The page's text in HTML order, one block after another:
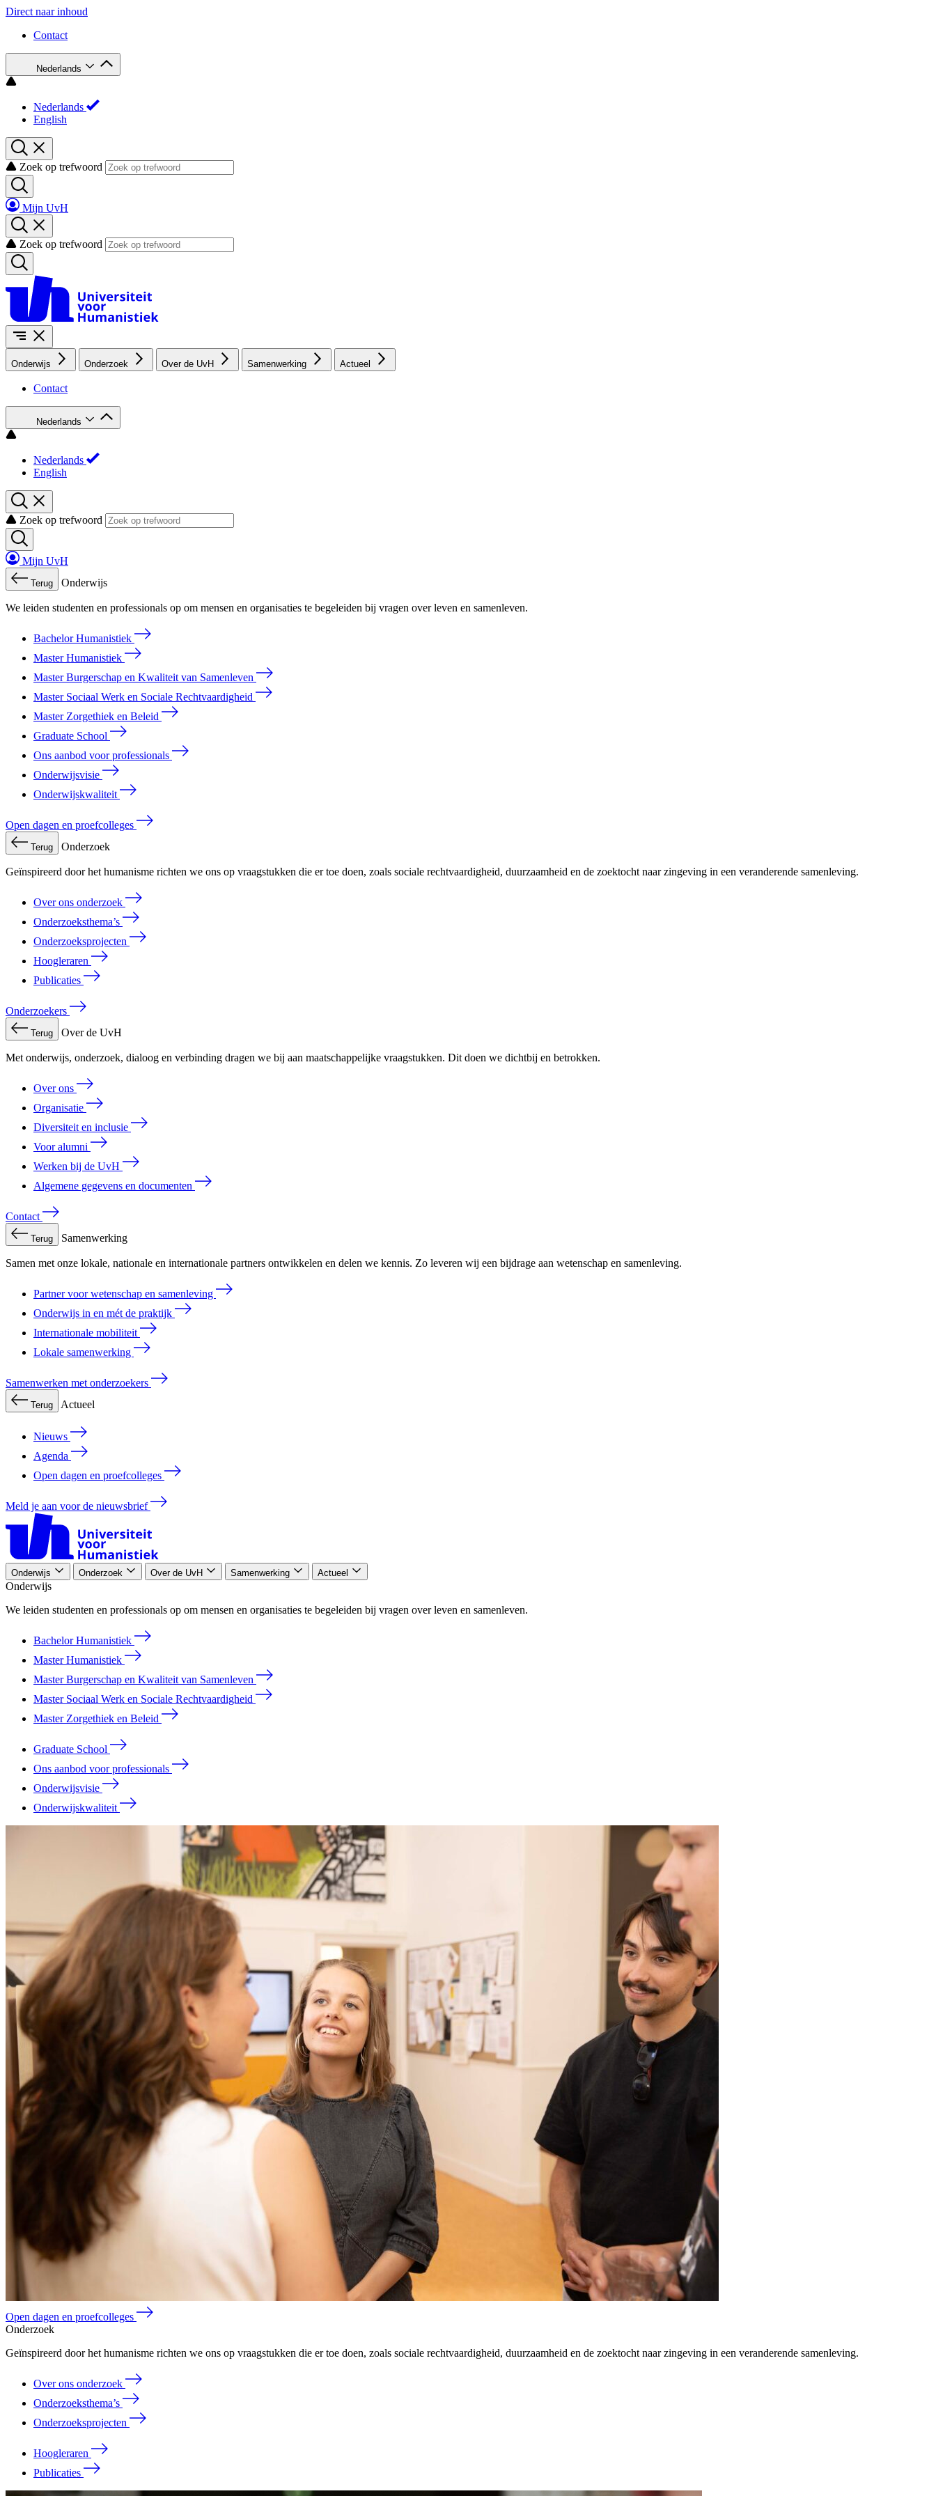
Direct naar inhoud
Contact
Nederlands
Nederlands
English
Zoek op trefwoord
Mijn UvH
Zoek op trefwoord
Onderwijs Onderzoek Over de UvH Samenwerking Actueel
Contact
Nederlands
Nederlands
English
Zoek op trefwoord
Mijn UvH
Terug Onderwijs
We leiden studenten en professionals op om mensen en organisaties te begeleiden bij vragen over leven en samenleven.
Bachelor Humanistiek
Master Humanistiek
Master Burgerschap en Kwaliteit van Samenleven
Master Sociaal Werk en Sociale Rechtvaardigheid
Master Zorgethiek en Beleid
Graduate School
Ons aanbod voor professionals
Onderwijsvisie
Onderwijskwaliteit
Open dagen en proefcolleges
Terug Onderzoek
Geïnspireerd door het humanisme richten we ons op vraagstukken die er toe doen, zoals sociale rechtvaardigheid, duurzaamheid en de zoektocht naar zingeving in een veranderende samenleving.
Over ons onderzoek
Onderzoeksthema’s
Onderzoeksprojecten
Hoogleraren
Publicaties
Onderzoekers
Terug Over de UvH
Met onderwijs, onderzoek, dialoog en verbinding dragen we bij aan maatschappelijke vraagstukken. Dit doen we dichtbij en betrokken.
Over ons
Organisatie
Diversiteit en inclusie
Voor alumni
Werken bij de UvH
Algemene gegevens en documenten
Contact
Terug Samenwerking
Samen met onze lokale, nationale en internationale partners ontwikkelen en delen we kennis. Zo leveren wij een bijdrage aan wetenschap en samenleving.
Partner voor wetenschap en samenleving
Onderwijs in en mét de praktijk
Internationale mobiliteit
Lokale samenwerking
Samenwerken met onderzoekers
Terug Actueel
Nieuws
Agenda
Open dagen en proefcolleges
Meld je aan voor de nieuwsbrief
Onderwijs Onderzoek Over de UvH Samenwerking Actueel
Onderwijs
We leiden studenten en professionals op om mensen en organisaties te begeleiden bij vragen over leven en samenleven.
Bachelor Humanistiek
Master Humanistiek
Master Burgerschap en Kwaliteit van Samenleven
Master Sociaal Werk en Sociale Rechtvaardigheid
Master Zorgethiek en Beleid
Graduate School
Ons aanbod voor professionals
Onderwijsvisie
Onderwijskwaliteit
Open dagen en proefcolleges
Onderzoek
Geïnspireerd door het humanisme richten we ons op vraagstukken die er toe doen, zoals sociale rechtvaardigheid, duurzaamheid en de zoektocht naar zingeving in een veranderende samenleving.
Over ons onderzoek
Onderzoeksthema’s
Onderzoeksprojecten
Hoogleraren
Publicaties